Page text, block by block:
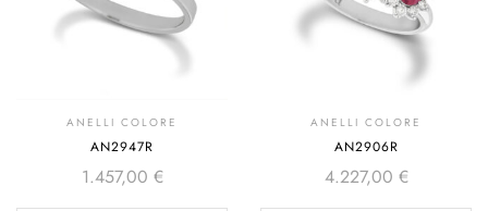
ANELLI COLORE
AN2947R
1.457,00 €
ANELLI COLORE
AN2906R
4.227,00 €